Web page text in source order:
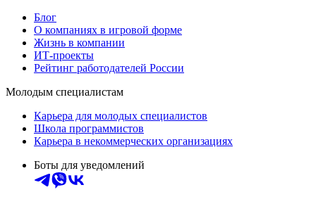
Блог
О компаниях в игровой форме
Жизнь в компании
ИТ-проекты
Рейтинг работодателей России
Молодым специалистам
Карьера для молодых специалистов
Школа программистов
Карьера в некоммерческих организациях
Боты для уведомлений